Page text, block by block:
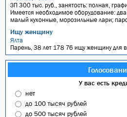
ЗП 300 тыс. руб., занятость: полная,
Имеется необходимое оборудование:
малый кухонные, морозильные лари;
Ищу женщину
Ялта
Парень, 38 лет 178 76 ищу женщину для
У вас есть
нет
до 100 тысяч рублей
до 500 тысяч рублей